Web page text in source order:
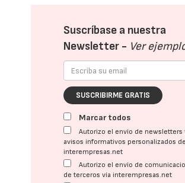
Suscríbase a nuestra
Newsletter - Ver
SUSCRIBIRME GRATIS
Marcar todos
Autorizo el envío de newsletters
avisos informativos personalizados de
interempresas.net
Autorizo el envío de
de terceros vía interempresas.net